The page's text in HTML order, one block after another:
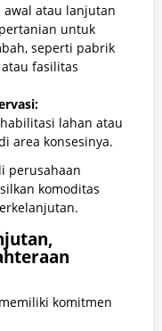
awal atau lanjutan
untuk
seperti pabrik
atau fasilitas
lahan atau
area konsesinya.
perusahaan
komoditas
komitmen